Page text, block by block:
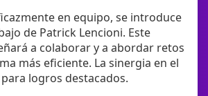
en equipo, se introduce
de Patrick Lencioni. Este
a colaborar y a abordar retos
más eficiente. La sinergia en el
logros destacados.